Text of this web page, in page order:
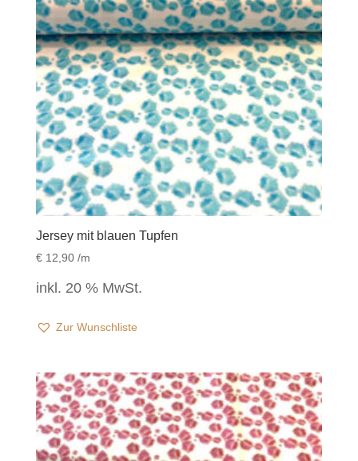
Jersey mit blauen Tupfen
€12,90/m
inkl. 20 % MwSt.
Zur Wunschliste